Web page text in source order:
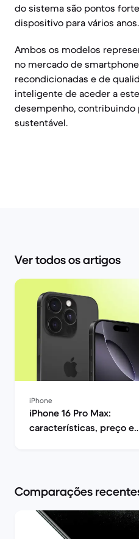
do sistema são pontos
dispositivo para vários anos.
Ambos os modelos
no mercado de
recondicionadas e de
inteligente de aceder a
desempenho, contribuindo
sustentável.
Ver todos os artigos
iPhone
iPhone 16 Pro Max:
características, preço e
Comparações